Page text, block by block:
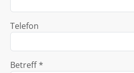
Telefon
Betreff *